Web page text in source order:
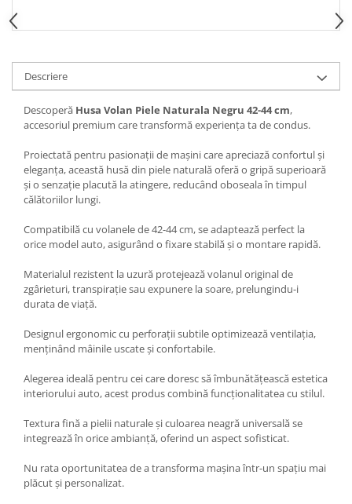
Spray Curatare Frane
Lubrifianti si Spray-uri de Curatare
Curatare si Detailing Interior
Vopsitorie, Chituri si Adezivi
Curatare si Detailing Exterior
Articole Auto Sezoniere
Produse de Iarna
Cabluri Pornire
Blog
Descriere
Descoperă Husa Volan Piele Naturala Negru 42-44 cm,
accesoriul premium care transformă experiența ta de condus.
Proiectată pentru pasionații de mașini care apreciază confortul și
eleganța, această husă din piele naturală oferă o gripă superioară
și o senzație placută la atingere, reducând oboseala în timpul
călătoriilor lungi.
Compatibilă cu volanele de 42-44 cm, se adaptează perfect la
orice model auto, asigurând o fixare stabilă și o montare rapidă.
Materialul rezistent la uzură protejează volanul original de
zgârieturi, transpirație sau expunere la soare, prelungindu-i
durata de viață.
Designul ergonomic cu perforații subtile optimizează ventilația,
menținând mâinile uscate și confortabile.
Alegerea ideală pentru cei care doresc să îmbunătățească estetica
interiorului auto, acest produs combină funcționalitatea cu stilul.
Textura fină a pielii naturale și culoarea neagră universală se
integrează în orice ambianță, oferind un aspect sofisticat.
Nu rata oportunitatea de a transforma mașina într-un spațiu mai
plăcut și personalizat.